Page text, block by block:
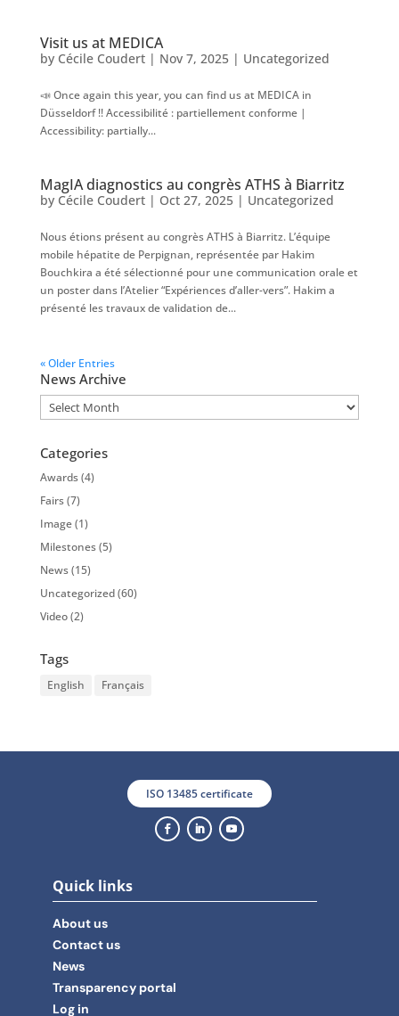
Visit us at MEDICA
by Cécile Coudert| Nov 7, 2025| Uncategorized
📣 Once again this year, you can find us at MEDICA in
Düsseldorf !! Accessibilité : partiellement conforme |
Accessibility: partially...
MagIA diagnostics au congrès ATHS à Biarritz
by Cécile Coudert| Oct 27, 2025| Uncategorized
Nous étions présent au congrès ATHS à Biarritz. L’équipe
mobile hépatite de Perpignan, représentée par Hakim
Bouchkira a été sélectionné pour une communication orale et
un poster dans l’Atelier “Expériences d’aller-vers”. Hakim a
présenté les travaux de validation de...
« Older Entries
News Archive
News
Archive
Categories
Awards(4)
Fairs(7)
Image(1)
Milestones(5)
News(15)
Uncategorized(60)
Video(2)
Tags
English Français
ISO 13485 certificate
Quick links
About us
Contact us
News
Transparency portal
Log in